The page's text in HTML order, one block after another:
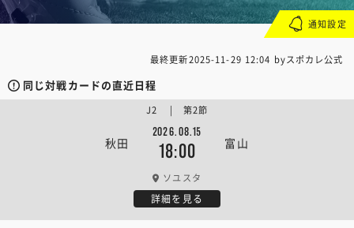
最終更新2025-11-29 12:04 byスポカレ公式
同じ対戦カードの直近日程
秋田
2026.08.15
18:00 富山
J2 | 第2節
ソユスタ
詳細を見る
通知設定